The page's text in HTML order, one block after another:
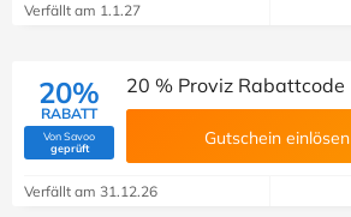
Verfällt am 1.1.27
20%
RABATT
Von Savoo
geprüft(Von Savoo geprüft)
20 % Proviz Rabattcode
Gutschein einlösen
Verfällt am 31.12.26